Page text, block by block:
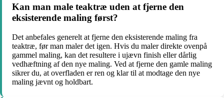
Kan man male teaktræ uden at fjerne den
eksisterende maling først?
Det anbefales generelt at fjerne den eksisterende maling fra
teaktræ, før man maler det igen. Hvis du maler direkte ovenpå
gammel maling, kan det resultere i ujævn finish eller dårlig
vedhæftning af den nye maling. Ved at fjerne den gamle maling
sikrer du, at overfladen er ren og klar til at modtage den nye
maling jævnt og holdbart.